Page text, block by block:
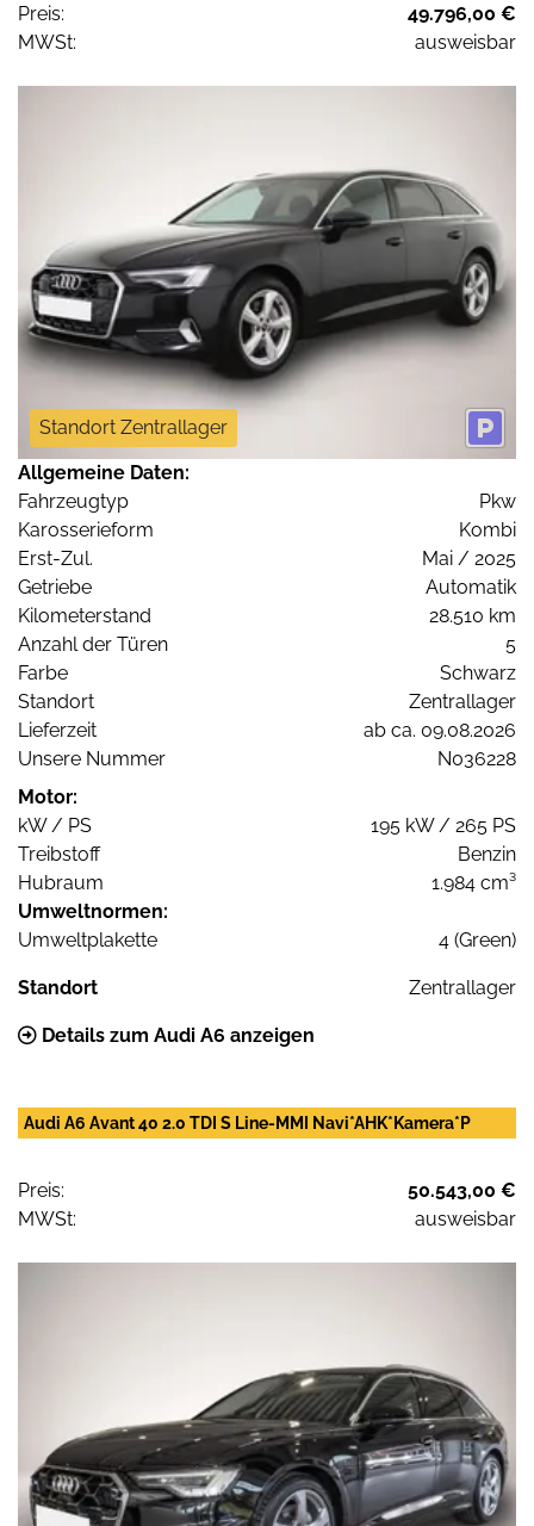
Preis:
49.796,00 €
MWSt:
ausweisbar
Standort Zentrallager
Allgemeine Daten:
Fahrzeugtyp
Pkw
Karosserieform
Kombi
Erst-Zul.
Mai / 2025
Getriebe
Automatik
Kilometerstand
28.510 km
Anzahl der Türen
5
Farbe
Schwarz
Standort
Zentrallager
Lieferzeit
ab ca. 09.08.2026
Unsere Nummer
N036228
Motor:
kW / PS
195 kW / 265 PS
Treibstoff
Benzin
Hubraum
1.984 cm³
Umweltnormen:
Umweltplakette
4 (Green)
Standort Zentrallager
Details zum Audi A6 anzeigen
Audi A6 Avant 40 2.0 TDI S Line-MMI Navi*AHK*Kamera*P
Preis:
50.543,00 €
MWSt:
ausweisbar